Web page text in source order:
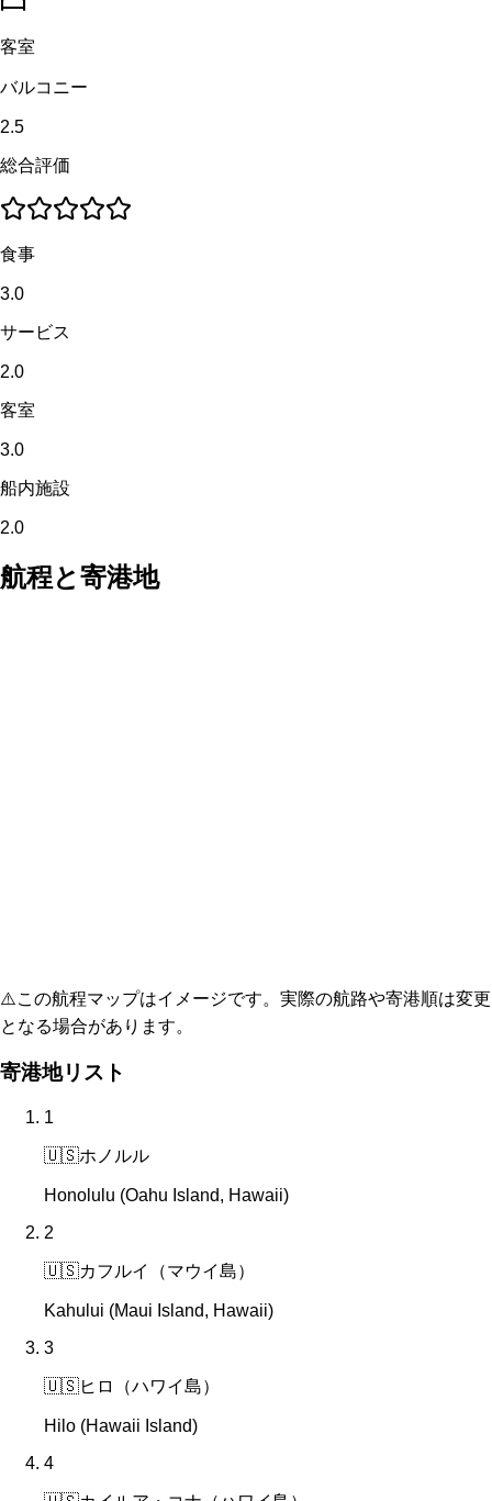
客室
バルコニー
2.5
総合評価
食事
3.0
サービス
2.0
客室
3.0
船内施設
2.0
航程と寄港地
⚠️この航程マップはイメージです。実際の航路や寄港順は変更
となる場合があります。
寄港地リスト
1
🇺🇸ホノルル
Honolulu (Oahu Island, Hawaii)
2
🇺🇸カフルイ（マウイ島）
Kahului (Maui Island, Hawaii)
3
🇺🇸ヒロ（ハワイ島）
Hilo (Hawaii Island)
4